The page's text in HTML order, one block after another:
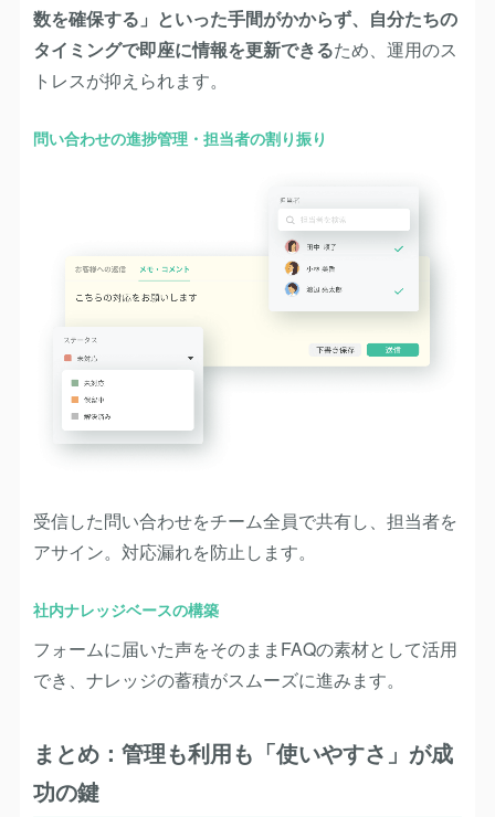
数を確保する」といった手間がかからず、自分たちの
タイミングで即座に情報を更新できるため、運用のス
トレスが抑えられます。
問い合わせの進捗管理・担当者の割り振り
受信した問い合わせをチーム全員で共有し、担当者を
アサイン。対応漏れを防止します。
社内ナレッジベースの構築
フォームに届いた声をそのままFAQの素材として活用
でき、ナレッジの蓄積がスムーズに進みます。
まとめ：管理も利用も「使いやすさ」が成
功の鍵